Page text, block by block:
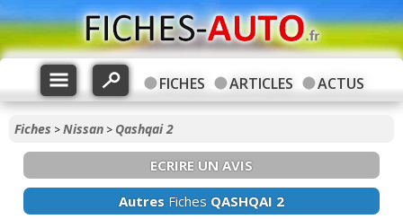
FICHES ARTICLES ACTUS
Fiches >Nissan > Qashqai 2
ECRIRE UN AVIS
Autres Fiches QASHQAI 2